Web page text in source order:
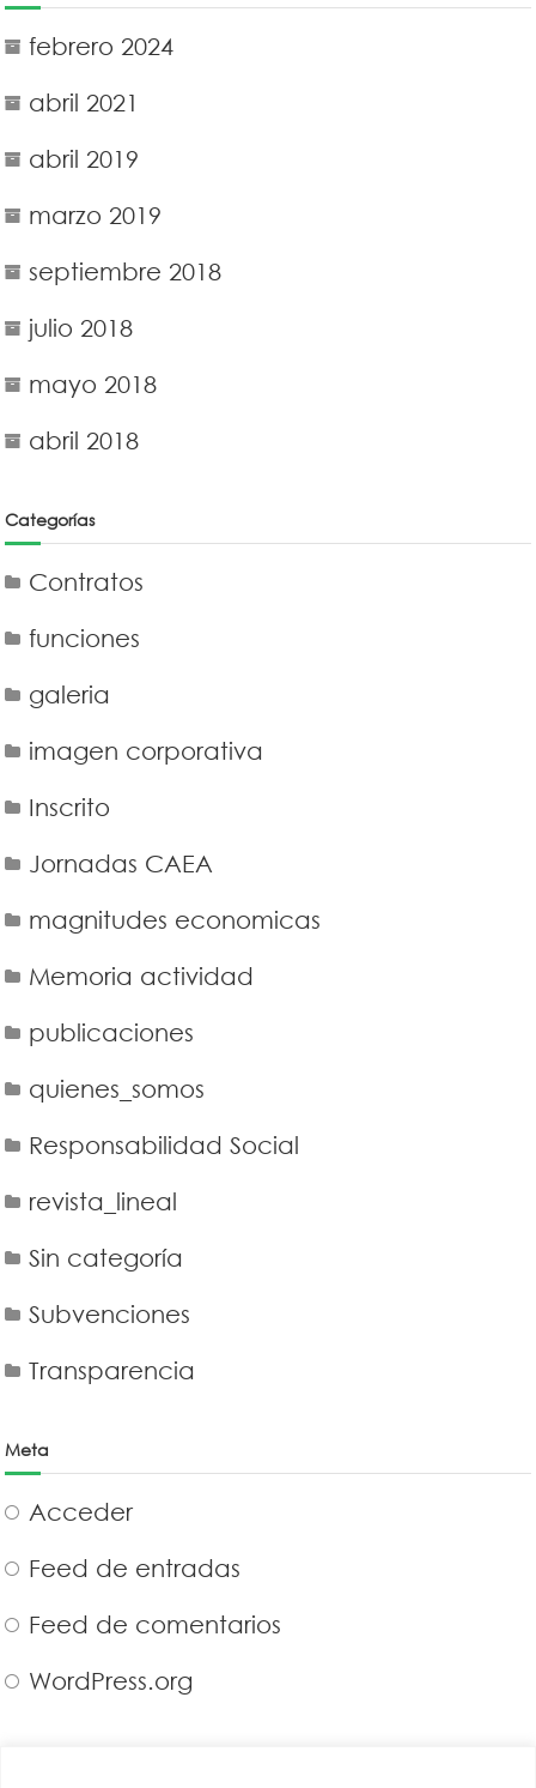
febrero 2024
abril 2021
abril 2019
marzo 2019
septiembre 2018
julio 2018
mayo 2018
abril 2018
Categorías
Contratos
funciones
galeria
imagen corporativa
Inscrito
Jornadas CAEA
magnitudes economicas
Memoria actividad
publicaciones
quienes_somos
Responsabilidad Social
revista_lineal
Sin categoría
Subvenciones
Transparencia
Meta
Acceder
Feed de entradas
Feed de comentarios
WordPress.org